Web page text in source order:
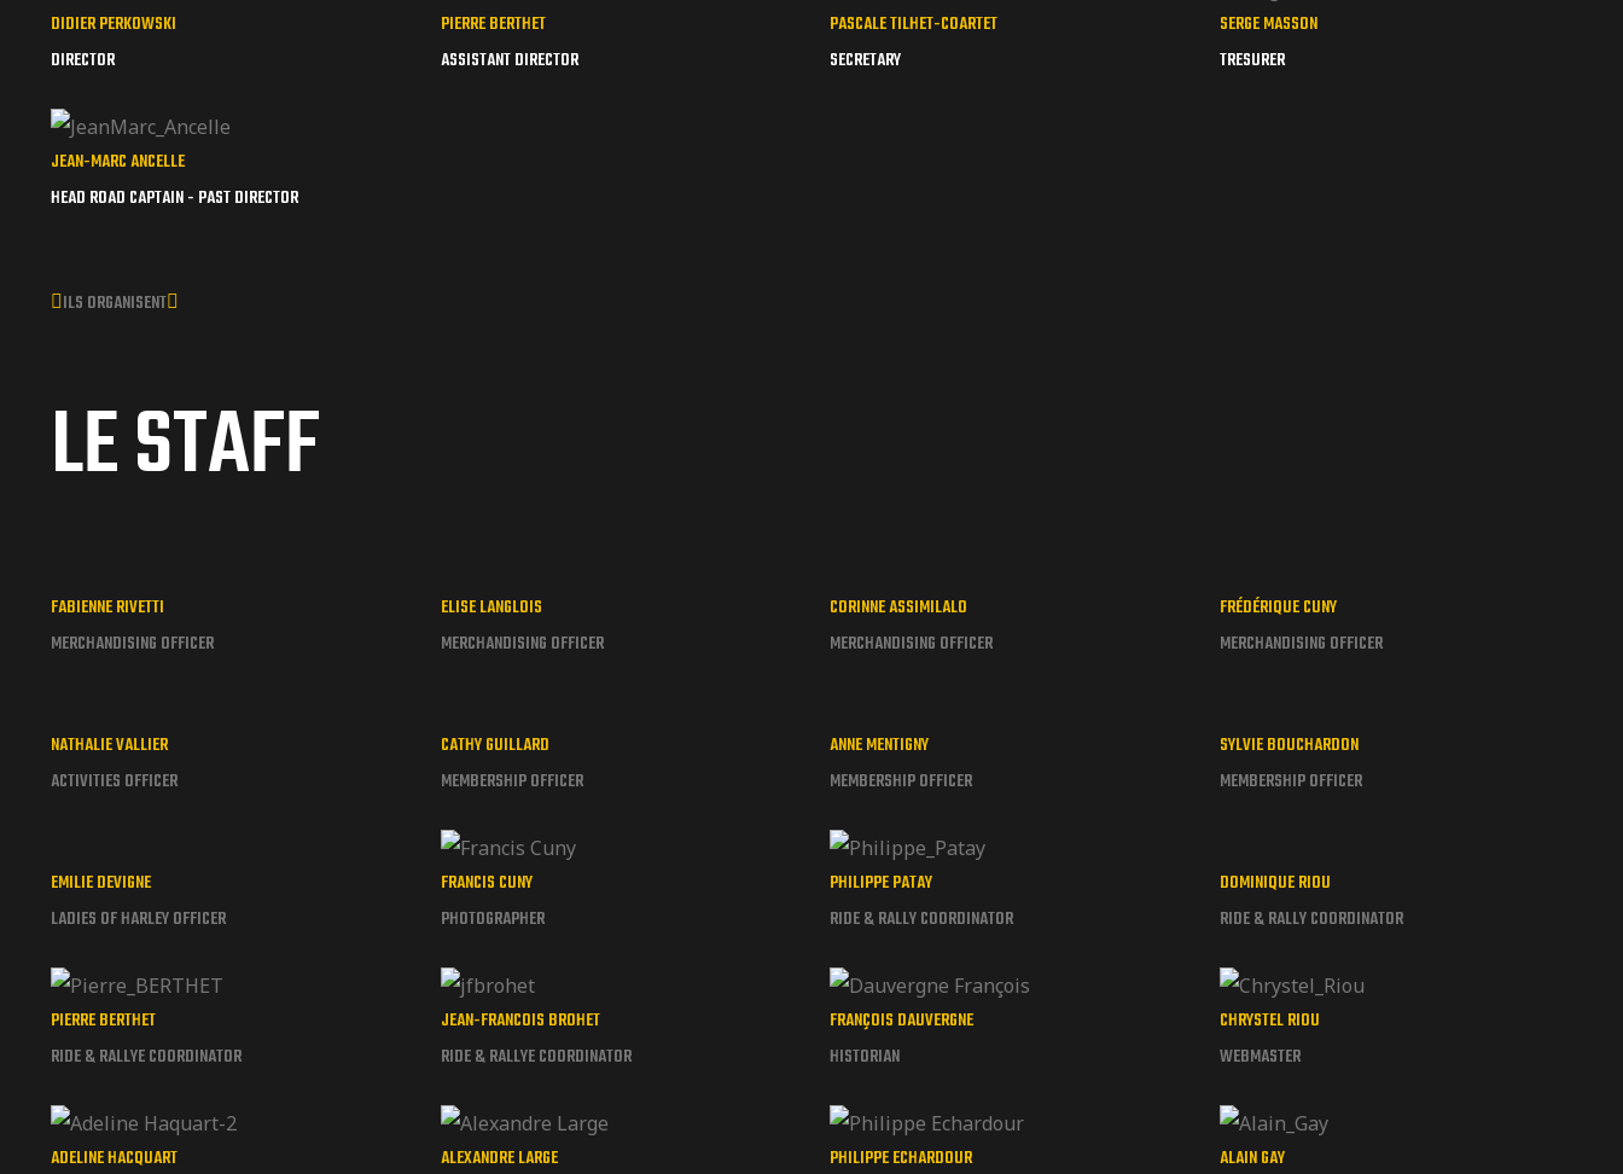
DIDIER PERKOWSKI
DIRECTOR
PIERRE BERTHET
ASSISTANT DIRECTOR
PASCALE TILHET-COARTET
SECRETARY
SERGE MASSON
TRESURER
JEAN-MARC ANCELLE
HEAD ROAD CAPTAIN - PAST DIRECTOR
ILS ORGANISENT
LE STAFF
FABIENNE RIVETTI
MERCHANDISING OFFICER
ELISE LANGLOIS
MERCHANDISING OFFICER
CORINNE ASSIMILALO
MERCHANDISING OFFICER
FRÉDÉRIQUE CUNY
MERCHANDISING OFFICER
NATHALIE VALLIER
ACTIVITIES OFFICER
CATHY GUILLARD
MEMBERSHIP OFFICER
ANNE MENTIGNY
MEMBERSHIP OFFICER
SYLVIE BOUCHARDON
MEMBERSHIP OFFICER
EMILIE DEVIGNE
LADIES OF HARLEY OFFICER
FRANCIS CUNY
PHOTOGRAPHER
PHILIPPE PATAY
RIDE & RALLY COORDINATOR
DOMINIQUE RIOU
RIDE & RALLY COORDINATOR
PIERRE BERTHET
RIDE & RALLYE COORDINATOR
JEAN-FRANCOIS BROHET
RIDE & RALLYE COORDINATOR
FRANÇOIS DAUVERGNE
HISTORIAN
CHRYSTEL RIOU
WEBMASTER
ADELINE HACQUART
ALEXANDRE LARGE
PHILIPPE ECHARDOUR
ALAIN GAY